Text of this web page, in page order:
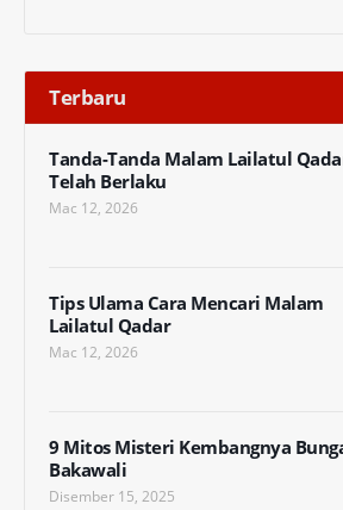
Terbaru
Tanda-Tanda Malam Lailatul
Telah Berlaku
Mac 12, 2026
Tips Ulama Cara Mencari Malam
Lailatul Qadar
Mac 12, 2026
9 Mitos Misteri Kembangnya
Bakawali
Disember 15, 2025